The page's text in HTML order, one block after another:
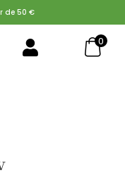
de 50 €
 0